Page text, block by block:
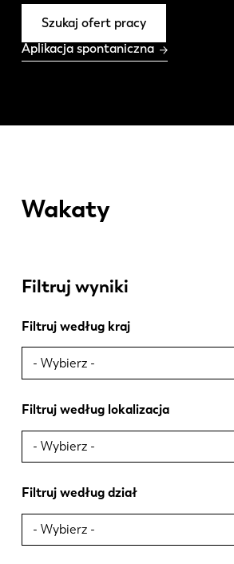
Szukaj ofert pracy
Aplikacja spontaniczna
Wakaty
Filtruj wyniki
Filtruj według kraj
Filtruj według lokalizacja
Filtruj według dział